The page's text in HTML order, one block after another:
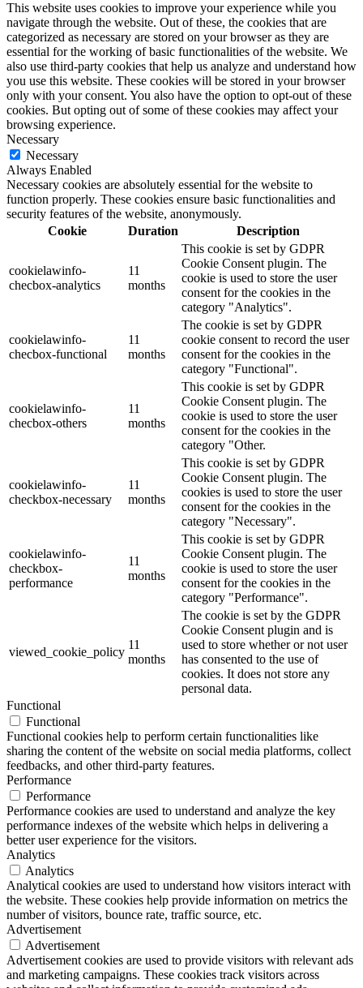
This website uses cookies to improve your experience while you
navigate through the website. Out of these, the cookies that are
categorized as necessary are stored on your browser as they are
essential for the working of basic functionalities of the website. We
also use third-party cookies that help us analyze and understand how
you use this website. These cookies will be stored in your browser
only with your consent. You also have the option to opt-out of these
cookies. But opting out of some of these cookies may affect your
browsing experience.
Necessary
Necessary
Always Enabled
Necessary cookies are absolutely essential for the website to
function properly. These cookies ensure basic functionalities and
security features of the website, anonymously.
Cookie
Duration Description
cookielawinfo-
checbox-analytics
11
months
This cookie is set by GDPR
Cookie Consent plugin. The
cookie is used to store the user
consent for the cookies in the
category "Analytics".
cookielawinfo-
checbox-functional
11
months
The cookie is set by GDPR
cookie consent to record the user
consent for the cookies in the
category "Functional".
cookielawinfo-
checbox-others
11
months
This cookie is set by GDPR
Cookie Consent plugin. The
cookie is used to store the user
consent for the cookies in the
category "Other.
cookielawinfo-
checkbox-necessary
11
months
This cookie is set by GDPR
Cookie Consent plugin. The
cookies is used to store the user
consent for the cookies in the
category "Necessary".
cookielawinfo-
checkbox-
performance
11
months
This cookie is set by GDPR
Cookie Consent plugin. The
cookie is used to store the user
consent for the cookies in the
category "Performance".
viewed_cookie_policy
11
months
The cookie is set by the GDPR
Cookie Consent plugin and is
used to store whether or not user
has consented to the use of
cookies. It does not store any
personal data.
Functional
Functional
Functional cookies help to perform certain functionalities like
sharing the content of the website on social media platforms, collect
feedbacks, and other third-party features.
Performance
Performance
Performance cookies are used to understand and analyze the key
performance indexes of the website which helps in delivering a
better user experience for the visitors.
Analytics
Analytics
Analytical cookies are used to understand how visitors interact with
the website. These cookies help provide information on metrics the
number of visitors, bounce rate, traffic source, etc.
Advertisement
Advertisement
Advertisement cookies are used to provide visitors with relevant ads
and marketing campaigns. These cookies track visitors across